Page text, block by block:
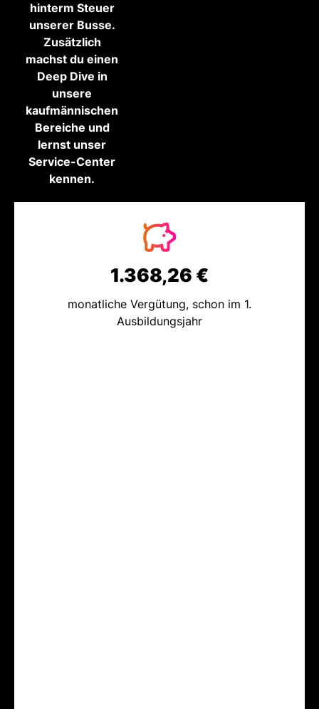
hinterm Steuer
unserer Busse.
Zusätzlich
machst du einen
Deep Dive in
unsere
kaufmännischen
Bereiche und
lernst unser
Service-Center
kennen.
1.368,26 €
monatliche Vergütung, schon im 1.
Ausbildungsjahr